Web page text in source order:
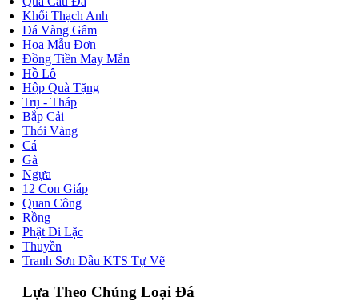
Khối Thạch Anh
Đá Vàng Gâm
Hoa Mẫu Đơn
Đồng Tiền May Mắn
Hồ Lô
Hộp Quà Tặng
Trụ - Tháp
Bắp Cải
Thỏi Vàng
Cá
Gà
Ngựa
12 Con Giáp
Quan Công
Rồng
Phật Di Lặc
Thuyền
Tranh Sơn Dầu KTS Tự Vẽ
Lựa Theo Chủng Loại Đá